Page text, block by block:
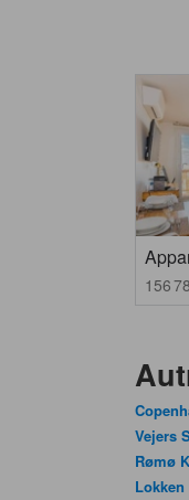
156
Vejers
Rømø
Lokken